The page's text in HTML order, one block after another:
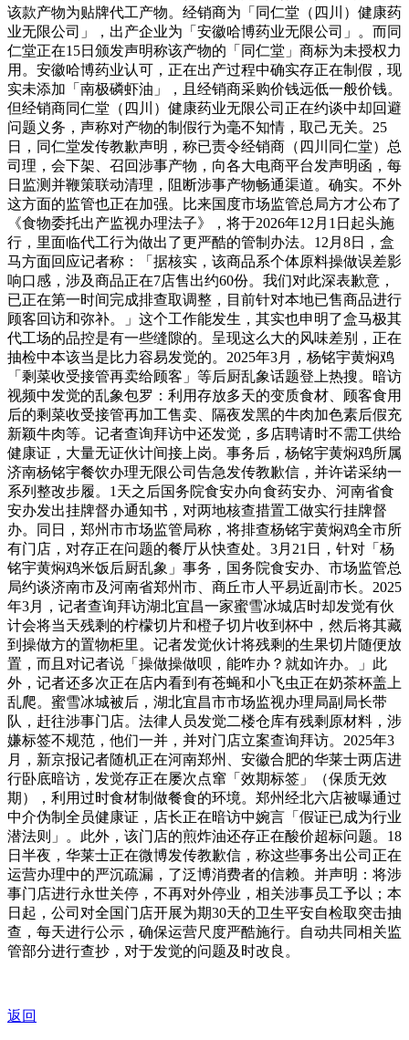
该款产物为贴牌代工产物。经销商为「同仁堂（四川）健康药
业无限公司」，出产企业为「安徽哈博药业无限公司」。而同
仁堂正在15日颁发声明称该产物的「同仁堂」商标为未授权力
用。安徽哈博药业认可，正在出产过程中确实存正在制假，现
实未添加「南极磷虾油」，且经销商采购价钱远低一般价钱。
但经销商同仁堂（四川）健康药业无限公司正在约谈中却回避
问题义务，声称对产物的制假行为毫不知情，取己无关。25
日，同仁堂发传教歉声明，称已责令经销商（四川同仁堂）总
司理，会下架、召回涉事产物，向各大电商平台发声明函，每
日监测并鞭策联动清理，阻断涉事产物畅通渠道。确实。不外
这方面的监管也正在加强。比来国度市场监管总局方才公布了
《食物委托出产监视办理法子》，将于2026年12月1日起头施
行，里面临代工行为做出了更严酷的管制办法。12月8日，盒
马方面回应记者称：「据核实，该商品系个体原料操做误差影
响口感，涉及商品正在7店售出约60份。我们对此深表歉意，
已正在第一时间完成排查取调整，目前针对本地已售商品进行
顾客回访和弥补。」这个工作能发生，其实也申明了盒马极其
代工场的品控是有一些缝隙的。呈现这么大的风味差别，正在
抽检中本该当是比力容易发觉的。2025年3月，杨铭宇黄焖鸡
「剩菜收受接管再卖给顾客」等后厨乱象话题登上热搜。暗访
视频中发觉的乱象包罗：利用存放多天的变质食材、顾客食用
后的剩菜收受接管再加工售卖、隔夜发黑的牛肉加色素后假充
新颖牛肉等。记者查询拜访中还发觉，多店聘请时不需工供给
健康证，大量无证伙计间接上岗。事务后，杨铭宇黄焖鸡所属
济南杨铭宇餐饮办理无限公司告急发传教歉信，并许诺采纳一
系列整改步履。1天之后国务院食安办向食药安办、河南省食
安办发出挂牌督办通知书，对两地核查措置工做实行挂牌督
办。同日，郑州市市场监管局称，将排查杨铭宇黄焖鸡全市所
有门店，对存正在问题的餐厅从快查处。3月21日，针对「杨
铭宇黄焖鸡米饭后厨乱象」事务，国务院食安办、市场监管总
局约谈济南市及河南省郑州市、商丘市人平易近副市长。2025
年3月，记者查询拜访湖北宜昌一家蜜雪冰城店时却发觉有伙
计会将当天残剩的柠檬切片和橙子切片收到杯中，然后将其藏
到操做方的置物柜里。记者发觉伙计将残剩的生果切片随便放
置，而且对记者说「操做操做呗，能咋办？就如许办。」此
外，记者还多次正在店内看到有苍蝇和小飞虫正在奶茶杯盖上
乱爬。蜜雪冰城被后，湖北宜昌市市场监视办理局副局长带
队，赶往涉事门店。法律人员发觉二楼仓库有残剩原材料，涉
嫌标签不规范，他们一并，并对门店立案查询拜访。2025年3
月，新京报记者随机正在河南郑州、安徽合肥的华莱士两店进
行卧底暗访，发觉存正在屡次点窜「效期标签」（保质无效
期），利用过时食材制做餐食的环境。郑州经北六店被曝通过
中介伪制全员健康证，店长正在暗访中婉言「假证已成为行业
潜法则」。此外，该门店的煎炸油还存正在酸价超标问题。18
日半夜，华莱士正在微博发传教歉信，称这些事务出公司正在
运营办理中的严沉疏漏，了泛博消费者的信赖。并声明：将涉
事门店进行永世关停，不再对外停业，相关涉事员工予以；本
日起，公司对全国门店开展为期30天的卫生平安自检取突击抽
查，每天进行公示，确保运营尺度严酷施行。自动共同相关监
管部分进行查抄，对于发觉的问题及时改良。
返回